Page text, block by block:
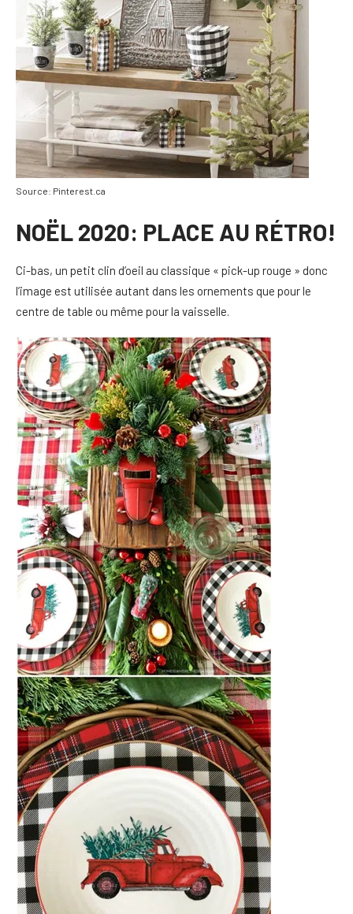
Source: Pinterest.ca
NOËL 2020: PLACE AU RÉTRO!
Ci-bas, un petit clin d’oeil au classique « pick-up rouge » donc
l’image est utilisée autant dans les ornements que pour le
centre de table ou même pour la vaisselle.